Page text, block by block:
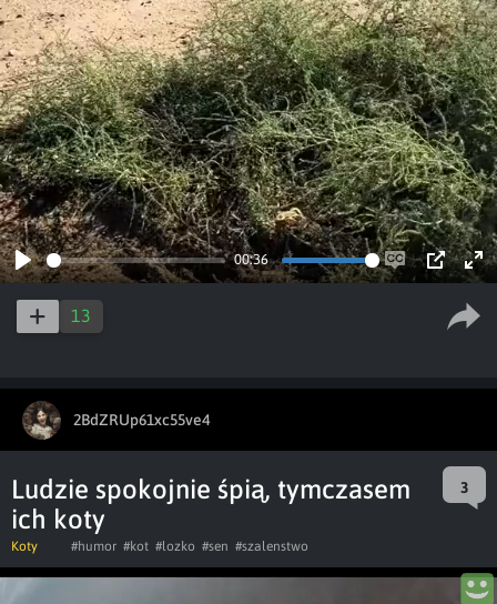
Play
00:36
EnablePIP
13
2BdZRUp61xc55ve4
Ludzie spokojnie śpią, tymczasem
ich koty
3
Koty #humor #kot #lozko #sen #szalenstwo